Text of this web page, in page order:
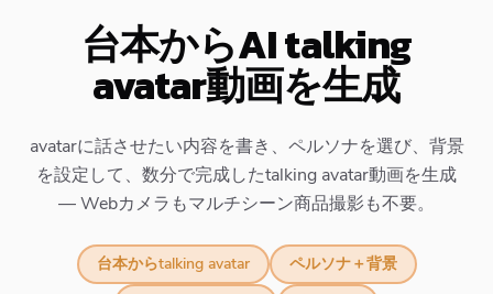
台本からAI talking
avatar動画を生成
avatarに話させたい内容を書き、ペルソナを選び、背景
を設定して、数分で完成したtalking avatar動画を生成
— Webカメラもマルチシーン商品撮影も不要。
台本からtalking avatar
ペルソナ＋背景